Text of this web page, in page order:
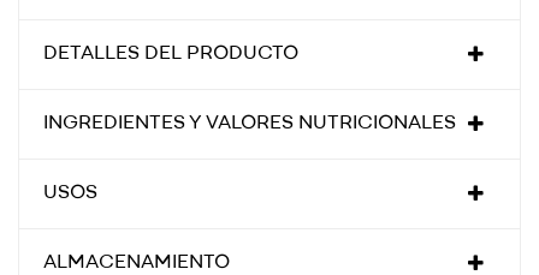
DETALLES DEL PRODUCTO
INGREDIENTES Y VALORES NUTRICIONALES
USOS
ALMACENAMIENTO